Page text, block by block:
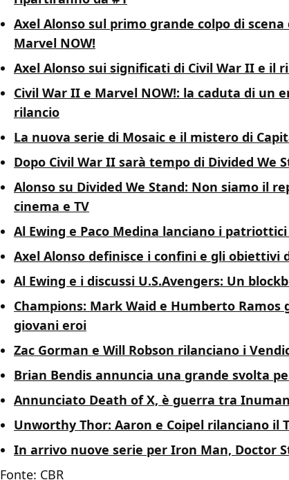
Axel Alonso sul primo grande colpo di
Marvel NOW!
Axel Alonso sui significati di Civil War II e il
Civil War II e Marvel NOW!: la caduta di un
rilancio
La nuova serie di Mosaic e il mistero di
Dopo Civil War II sarà tempo di Divided We
Alonso su Divided We Stand: Non siamo il
cinema e TV
Al Ewing e Paco Medina lanciano i patriottici
Axel Alonso definisce i confini e gli obiettivi
Al Ewing e i discussi U.S.Avengers: Un
Champions: Mark Waid e Humberto Ramos
giovani eroi
Zac Gorman e Will Robson rilanciano i
Brian Bendis annuncia una grande svolta
Annunciato Death of X, è guerra tra
Unworthy Thor: Aaron e Coipel rilanciano il
In arrivo nuove serie per Iron Man, Doctor
Fonte: CBR